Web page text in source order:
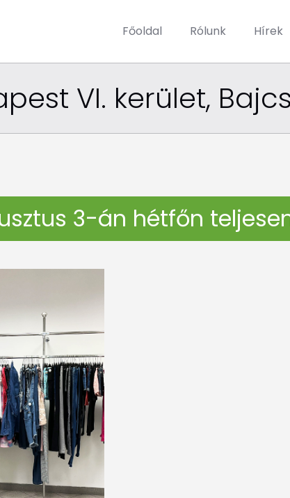
Főoldal Rólunk Hírek
VI. kerület,
3-án hétfőn